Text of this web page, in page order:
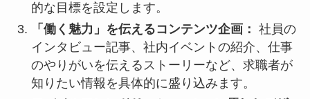
的な目標を設定します。
「働く魅力」を伝えるコンテンツ企画： 社員の
インタビュー記事、社内イベントの紹介、仕事
のやりがいを伝えるストーリーなど、求職者が
知りたい情報を具体的に盛り込みます。